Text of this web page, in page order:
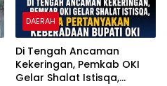
DAERAH
Di Tengah Ancaman
Kekeringan, Pemkab OKI
Gelar Shalat Istisqa,